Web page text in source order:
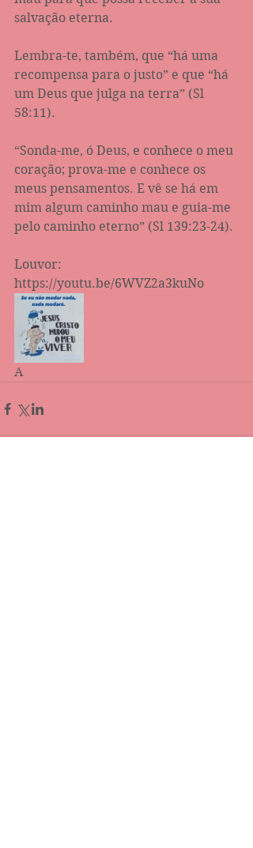
salvação eterna.
Lembra-te, também, que “há uma
recompensa para o justo” e que “há
um Deus que julga na terra” (Sl
58:11).
“Sonda-me, ó Deus, e conhece o meu
coração; prova-me e conhece os
meus pensamentos. E vê se há em
mim algum caminho mau e guia-me
pelo caminho eterno” (Sl 139:23-24‬).
Louvor:
https://youtu.be/6WVZ2a3kuNo
A